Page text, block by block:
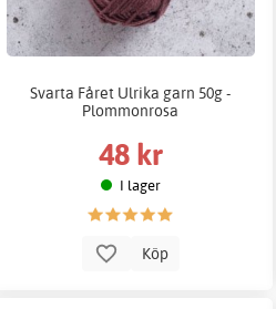
Svarta Fåret Ulrika garn 50g -
Plommonrosa
48 kr
I lager
Köp